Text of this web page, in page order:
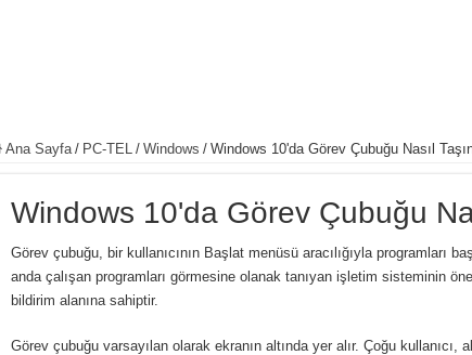
Ana Sayfa / PC-TEL / Windows / Windows 10'da Görev Çubuğu Nasıl
Windows 10'da Görev Çubuğu
Görev çubuğu, bir kullanıcının Başlat menüsü aracılığıyla programları
anda çalışan programları görmesine olanak tanıyan işletim sisteminin
bildirim alanına sahiptir.
Görev çubuğu varsayılan olarak ekranın altında yer alır. Çoğu kullanıcı,